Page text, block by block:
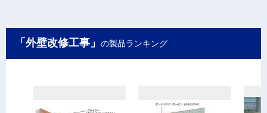
「外壁改修工事」 の製品ランキング